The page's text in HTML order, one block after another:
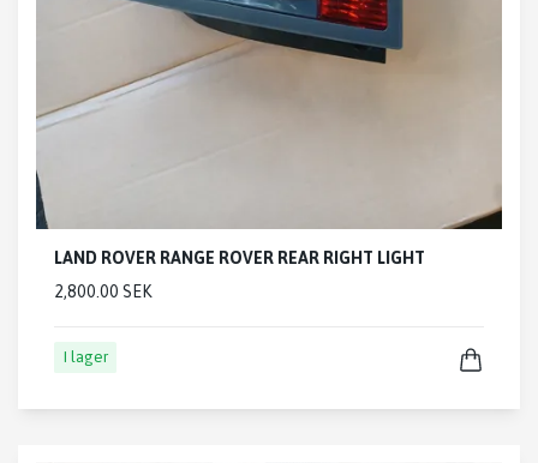
LAND ROVER RANGE ROVER REAR RIGHT LIGHT
2,800.00 SEK
I lager